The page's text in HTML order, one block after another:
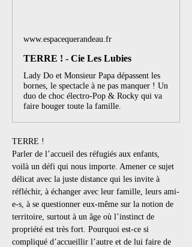
www.espacequerandeau.fr
TERRE ! - Cie Les Lubies
Lady Do et Monsieur Papa dépassent les
bornes, le spectacle à ne pas manquer ! Un
duo de choc électro-Pop & Rocky qui va
faire bouger toute la famille.
TERRE !
Parler de l’accueil des réfugiés aux enfants,
voilà un défi qui nous importe. Amener ce sujet
délicat avec la juste distance qui les invite à
réfléchir, à échanger avec leur famille, leurs ami-
e-s, à se questionner eux-même sur la notion de
territoire, surtout à un âge où l’instinct de
propriété est très fort. Pourquoi est-ce si
compliqué d’accueillir l’autre et de lui faire de